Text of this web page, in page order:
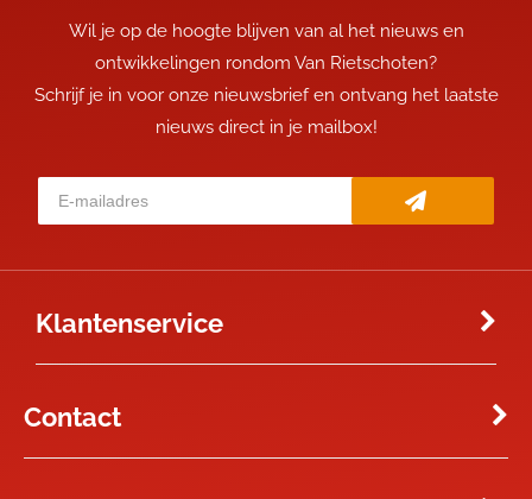
Wil je op de hoogte blijven van al het nieuws en
ontwikkelingen rondom Van Rietschoten?
Schrijf je in voor onze nieuwsbrief en ontvang het laatste
nieuws direct in je mailbox!
Klantenservice
Contact